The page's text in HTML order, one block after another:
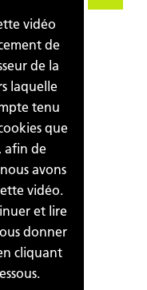
vidéo
de
de la
laquelle
tenu
que
afin de
avons
vidéo.
et lire
donner
cliquant